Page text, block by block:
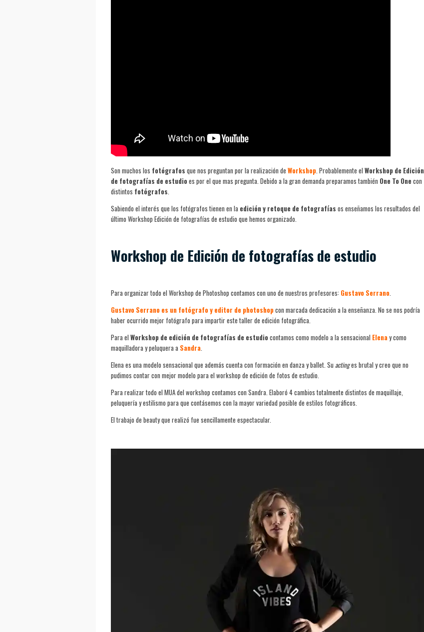
Son muchos los fotógrafos que nos preguntan por la realización de Workshop . Probablemente el Workshop de Edición
de fotografías de estudio es por el que mas pregunta. Debido a la gran demanda preparamos también One To One con
distintos fotógrafos
Sabiendo el interés que los fotógrafos tienen en la edición y retoque de fotografías os enseñamos los resultados del
último Workshop Edición de fotografías de estudio que hemos organizado.
Workshop de Edición de fotografías de estudio
Para organizar todo el Workshop de Photoshop contamos con uno de nuestros profesores: Gustavo Serrano
Gustavo Serrano es un fotógrafo y editor de photoshopcon marcada dedicación a la enseñanza. No se nos podría
haber ocurrido mejor fotógrafo para impartir este taller de edición fotográfica.
Para el Workshop de edición de fotografías de estudio contamos como modelo a la sensacional Elenay como
maquilladora y peluquera a Sandra
Elena es una modelo sensacional que además cuenta con formación en danza y ballet. Su actinges brutal y creo que no
pudimos contar con mejor modelo para el workshop de edición de fotos de estudio.
Para realizar todo el MUA del workshop contamos con Sandra. Elaboró 4 cambios totalmente distintos de maquillaje,
peluquería y estilismo para que contásemos con la mayor variedad posible de estilos fotográficos.
El trabajo de beauty que realizó fue sencillamente espectacular.